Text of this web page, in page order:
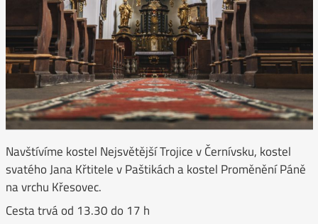
Navštívíme kostel Nejsvětější Trojice v Černívsku, kostel
svatého Jana Křtitele v Paštikách a kostel Proměnění Páně
na vrchu Křesovec.
Cesta trvá od 13.30 do 17 h